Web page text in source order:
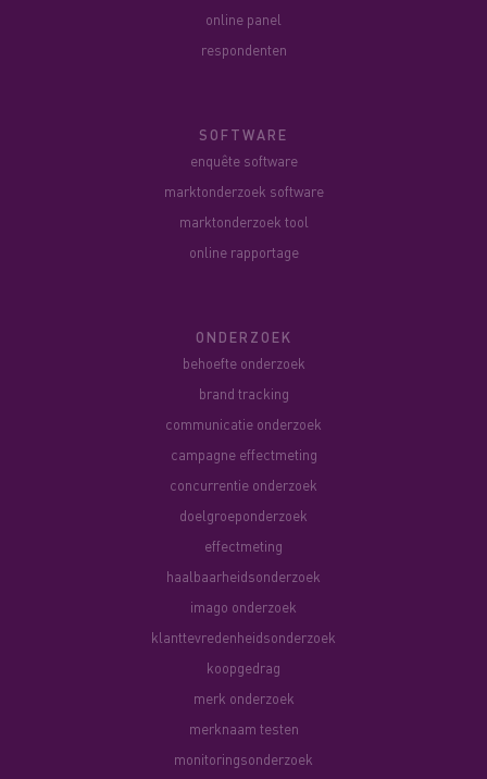
online panel
respondenten
SOFTWARE
enquête software
marktonderzoek software
marktonderzoek tool
online rapportage
ONDERZOEK
behoefte onderzoek
brand tracking
communicatie onderzoek
campagne effectmeting
concurrentie onderzoek
doelgroeponderzoek
effectmeting
haalbaarheidsonderzoek
imago onderzoek
klanttevredenheidsonderzoek
koopgedrag
merk onderzoek
merknaam testen
monitoringsonderzoek